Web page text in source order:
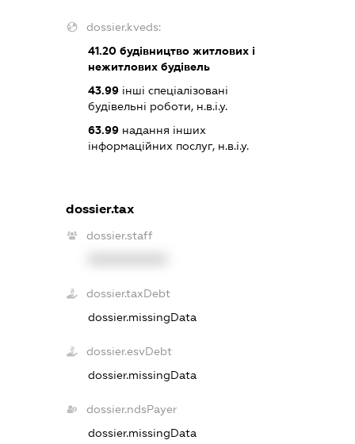
dossier.kveds:
41.20 будівництво житлових і
нежитлових будівель
43.99 інші спеціалізовані
будівельні роботи, н.в.і.у.
63.99 надання інших
інформаційних послуг, н.в.і.у.
dossier.tax
dossier.staff
dossier.taxDebt
dossier.missingData
dossier.esvDebt
dossier.missingData
dossier.ndsPayer
dossier.missingData